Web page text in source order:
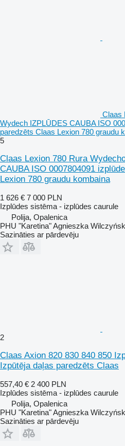
Claas
Wydech IZPLŪDES CAUBA ISO
paredzēts Claas Lexion 780 graudu
5
Claas Lexion 780 Rura
CAUBA ISO 0007804091
Lexion 780 graudu kombaina
1 626 € 7 000 PLN
Izplūdes sistēma - izplūdes caurule
Polija, Opalenica
PHU "Karetina" Agnieszka
Sazināties ar pārdevēju
2
Claas Axion 820 830 840 850
Izpūtēja daļas paredzēts Claas
557,40 € 2 400 PLN
Izplūdes sistēma - izplūdes caurule
Polija, Opalenica
PHU "Karetina" Agnieszka
Sazināties ar pārdevēju